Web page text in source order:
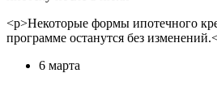
<p>Некоторые формы ипотечного
программе останутся без
6 марта